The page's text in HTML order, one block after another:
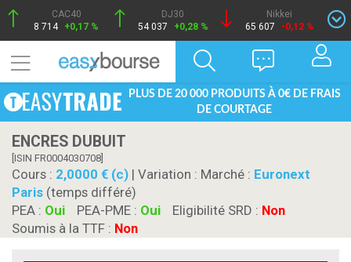
CAC40
8 714 +0,17 %
DJ30
54 037
+0,28 %
Nikkei
65 607
-0,12 %
PLUS DE 20 000 PRODUITS À 0€ DE FRAIS
DE COURTAGE
ENCRES DUBUIT
[ISIN FR0004030708]
Cours : 2,0000 € (c) | Variation : Marché : Euronext
Paris (temps différé)
PEA : Oui PEA-PME : Oui Eligibilité SRD : Non
Soumis à la TTF : Non